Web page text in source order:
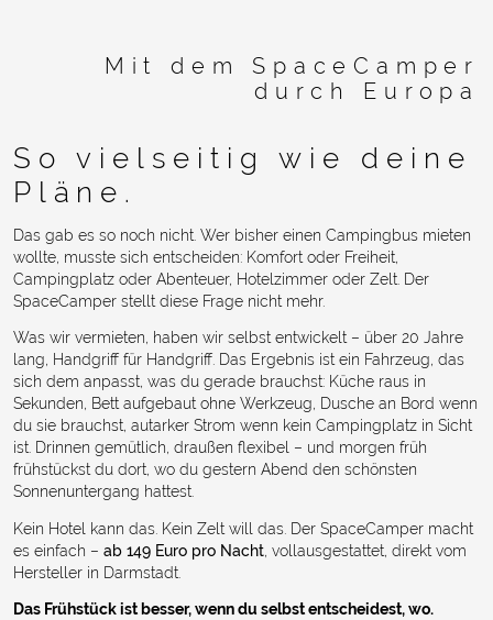
Mit dem SpaceCamper
durch Europa
So vielseitig wie deine
Pläne.
Das gab es so noch nicht. Wer bisher einen Campingbus mieten
wollte, musste sich entscheiden: Komfort oder Freiheit,
Campingplatz oder Abenteuer, Hotelzimmer oder Zelt. Der
SpaceCamper stellt diese Frage nicht mehr.
Was wir vermieten, haben wir selbst entwickelt – über 20 Jahre
lang, Handgriff für Handgriff. Das Ergebnis ist ein Fahrzeug, das
sich dem anpasst, was du gerade brauchst: Küche raus in
Sekunden, Bett aufgebaut ohne Werkzeug, Dusche an Bord wenn
du sie brauchst, autarker Strom wenn kein Campingplatz in Sicht
ist. Drinnen gemütlich, draußen flexibel – und morgen früh
frühstückst du dort, wo du gestern Abend den schönsten
Sonnenuntergang hattest.
Kein Hotel kann das. Kein Zelt will das. Der SpaceCamper macht
es einfach – ab 149 Euro pro Nacht, vollausgestattet, direkt vom
Hersteller in Darmstadt.
Das Frühstück ist besser, wenn du selbst entscheidest, wo.